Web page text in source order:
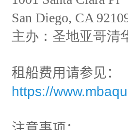
San Diego, CA
主办：圣地亚哥清
租船费用请参见：
https://